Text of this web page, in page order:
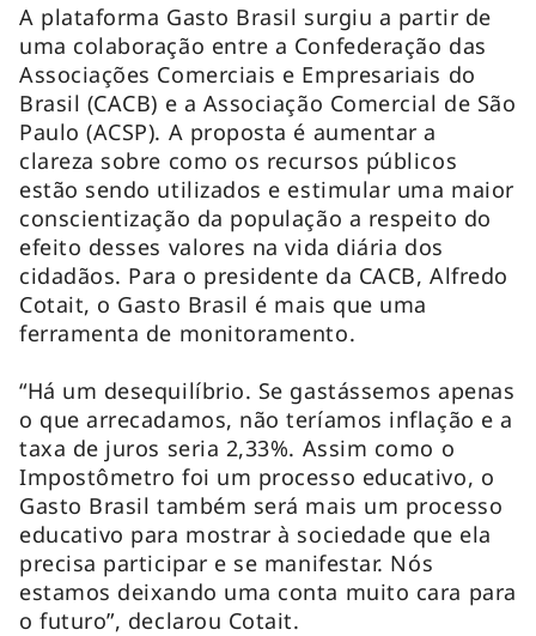
A plataforma Gasto Brasil surgiu a partir de
uma colaboração entre a Confederação das
Associações Comerciais e Empresariais do
Brasil (CACB) e a Associação Comercial de São
Paulo (ACSP). A proposta é aumentar a
clareza sobre como os recursos públicos
estão sendo utilizados e estimular uma maior
conscientização da população a respeito do
efeito desses valores na vida diária dos
cidadãos. Para o presidente da CACB, Alfredo
Cotait, o Gasto Brasil é mais que uma
ferramenta de monitoramento.
“Há um desequilíbrio. Se gastássemos apenas
o que arrecadamos, não teríamos inflação e a
taxa de juros seria 2,33%. Assim como o
Impostômetro foi um processo educativo, o
Gasto Brasil também será mais um processo
educativo para mostrar à sociedade que ela
precisa participar e se manifestar. Nós
estamos deixando uma conta muito cara para
o futuro”, declarou Cotait.